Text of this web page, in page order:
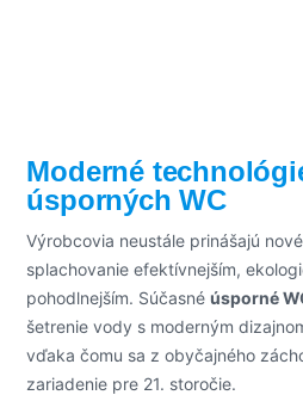
Moderné
úsporných WC
Výrobcovia neustále prinášajú
splachovanie efektívnejším,
pohodlnejším. Súčasnéúsporné
šetrenie vody s moderným
vďaka čomu sa z obyčajného
zariadenie pre 21. storočie.